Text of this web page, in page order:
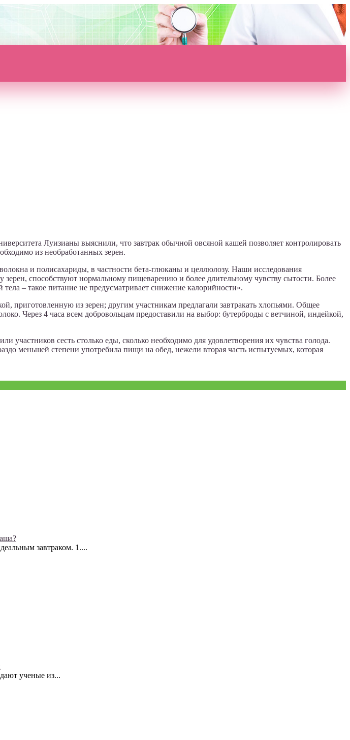
Луизианы выяснили, что завтрак обычной овсяной кашей позволяет контролировать
из необработанных зерен.
и полисахариды, в частности бета-глюканы и целлюлозу. Наши исследования
способствуют нормальному пищеварению и более длительному чувству сытости. Более
– такое питание не предусматривает снижение калорийности».
приготовленную из зерен; другим участникам предлагали завтракать хлопьями. Общее
Через 4 часа всем добровольцам предоставили на выбор: бутерброды с ветчиной, индейкой,
сесть столько еды, сколько необходимо для удовлетворения их чувства голода.
меньшей степени употребила пищи на обед, нежели вторая часть испытуемых, которая
завтраком. 1....
ученые из...